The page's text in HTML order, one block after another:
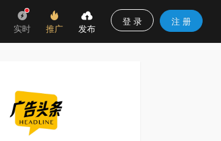
实时 推广 发布
登 录 注 册